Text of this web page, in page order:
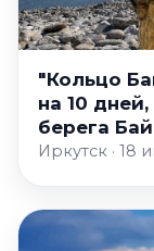
"Кольцо
на 10
берега
Иркутск · 18